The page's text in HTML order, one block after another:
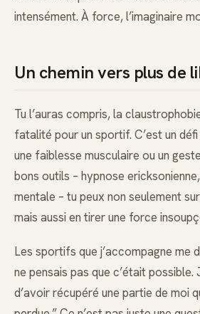
intensément. À force, l’imaginaire
Un chemin vers plus de
Tu l’auras compris, la
fatalité pour un sportif. C’est un
une faiblesse musculaire ou un
bons outils – hypnose
mentale – tu peux non seulement
mais aussi en tirer une force
Les sportifs que j’accompagne me
ne pensais pas que c’était possible.
d’avoir récupéré une partie de moi